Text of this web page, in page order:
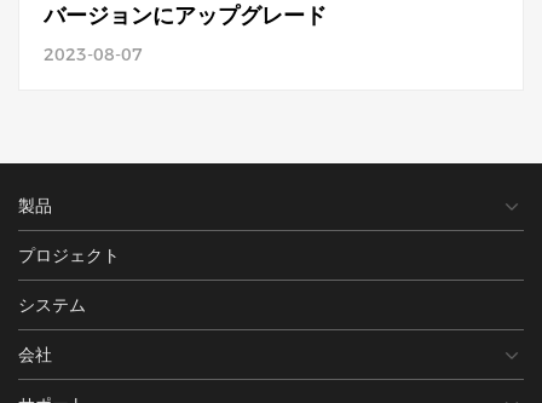
バージョンにアップグレード
2023-08-07
製品
プロジェクト
システム
会社